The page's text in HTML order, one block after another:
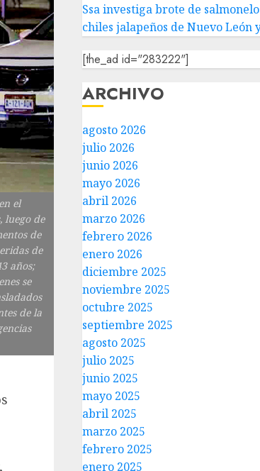
el
luego de
de
de
años;
se
de la
Ssa investiga brote de
chiles jalapeños de Nuevo León
[the_ad id="283222"]
ARCHIVO
agosto 2026
julio 2026
junio 2026
mayo 2026
abril 2026
marzo 2026
febrero 2026
enero 2026
diciembre 2025
noviembre 2025
octubre 2025
septiembre 2025
agosto 2025
julio 2025
junio 2025
mayo 2025
abril 2025
marzo 2025
febrero 2025
enero 2025